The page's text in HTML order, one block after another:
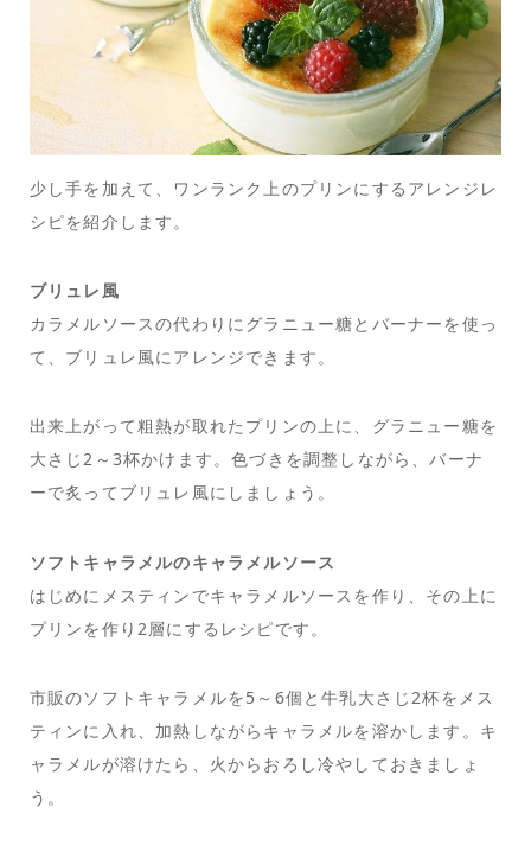
少し手を加えて、ワンランク上のプリンにするアレンジレ
シピを紹介します。
ブリュレ風
カラメルソースの代わりにグラニュー糖とバーナーを使っ
て、ブリュレ風にアレンジできます。
出来上がって粗熱が取れたプリンの上に、グラニュー糖を
大さじ2～3杯かけます。色づきを調整しながら、バーナ
ーで炙ってブリュレ風にしましょう。
ソフトキャラメルのキャラメルソース
はじめにメスティンでキャラメルソースを作り、その上に
プリンを作り2層にするレシピです。
市販のソフトキャラメルを5～6個と牛乳大さじ2杯をメス
ティンに入れ、加熱しながらキャラメルを溶かします。キ
ャラメルが溶けたら、火からおろし冷やしておきましょ
う。